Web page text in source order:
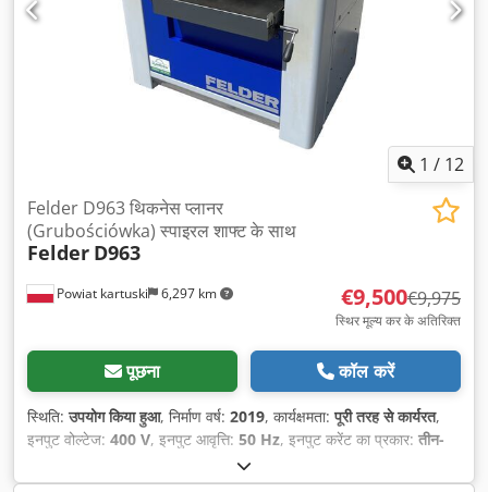
1 / 12
Powiat kartuski 6,297 km
Felder D963 थिकनेस प्लानर
(Grubościówka) स्पाइरल शाफ्ट के साथ
Felder D963
€9,500€9,975
स्थिर मूल्य कर के अतिरिक्त
पूछना कॉल करें
स्थिति:उपयोग किया हुआ, निर्माण वर्ष: 2019, कार्यक्षमता:पूरी तरह से कार्यरत,
इनपुट वोल्टेज: 400 V, इनपुट आवृत्ति: 50 Hz, इनपुट करेंट का प्रकार: तीन-
, उपकरण व्यास:
96, संचालन प्रकार:विद्युत, उपकरण:सीई चिह्नांकन,